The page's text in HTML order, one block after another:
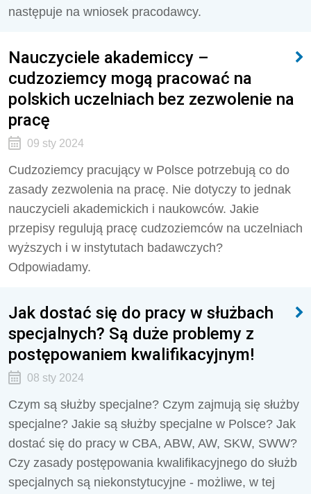
następuje na wniosek pracodawcy.
Nauczyciele akademiccy –
cudzoziemcy mogą pracować na
polskich uczelniach bez zezwolenie na
pracę
09 sty 2024
Cudzoziemcy pracujący w Polsce potrzebują co do
zasady zezwolenia na pracę. Nie dotyczy to jednak
nauczycieli akademickich i naukowców. Jakie
przepisy regulują pracę cudzoziemców na uczelniach
wyższych i w instytutach badawczych?
Odpowiadamy.
Jak dostać się do pracy w służbach
specjalnych? Są duże problemy z
postępowaniem kwalifikacyjnym!
08 sty 2024
Czym są służby specjalne? Czym zajmują się służby
specjalne? Jakie są służby specjalne w Polsce? Jak
dostać się do pracy w CBA, ABW, AW, SKW, SWW?
Czy zasady postępowania kwalifikacyjnego do służb
specjalnych są niekonstytucyjne - możliwe, w tej